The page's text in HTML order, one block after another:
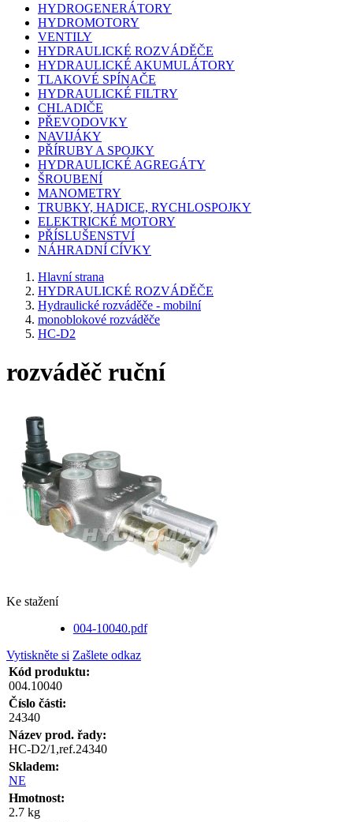
HYDROGENERÁTORY
HYDROMOTORY
VENTILY
HYDRAULICKÉ ROZVÁDĚČE
HYDRAULICKÉ AKUMULÁTORY
TLAKOVÉ SPÍNAČE
HYDRAULICKÉ FILTRY
CHLADIČE
PŘEVODOVKY
NAVIJÁKY
PŘÍRUBY A SPOJKY
HYDRAULICKÉ AGREGÁTY
ŠROUBENÍ
MANOMETRY
TRUBKY, HADICE, RYCHLOSPOJKY
ELEKTRICKÉ MOTORY
PŘÍSLUŠENSTVÍ
NÁHRADNÍ CÍVKY
Hlavní strana
HYDRAULICKÉ ROZVÁDĚČE
Hydraulické rozváděče - mobilní
monoblokové rozváděče
HC-D2
rozváděč ruční
Ke stažení
004-10040.pdf
Vytiskněte si Zašlete odkaz
Kód produktu:
004.10040
Číslo části:
24340
Název prod. řady:
HC-D2/1,ref.24340
Skladem:
NE
Hmotnost:
2.7 kg